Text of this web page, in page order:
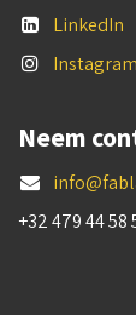
LinkedIn
Instagram
Neem
+32 479 44 58